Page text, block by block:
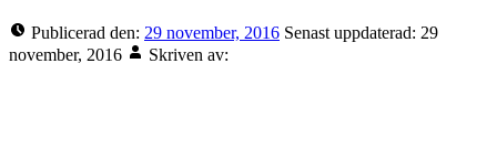
Publicerad den: 29 november, 2016 Senast uppdaterad: 29
november, 2016
Skriven av: